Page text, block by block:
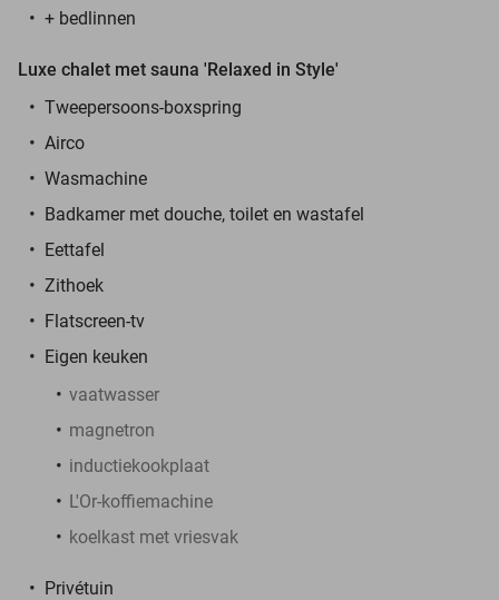
+ bedlinnen
Luxe chalet met sauna 'Relaxed in Style'
Tweepersoons-boxspring
Airco
Wasmachine
Badkamer met douche, toilet en wastafel
Eettafel
Zithoek
Flatscreen-tv
Eigen keuken
vaatwasser
magnetron
inductiekookplaat
L'Or-koffiemachine
koelkast met vriesvak
Privétuin